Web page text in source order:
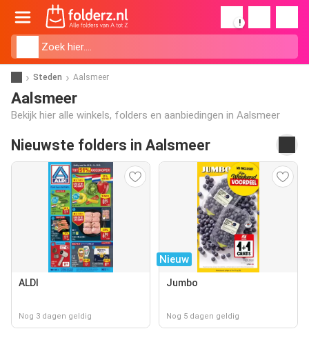
!
Steden Aalsmeer
Aalsmeer
Bekijk hier alle winkels, folders en aanbiedingen in Aalsmeer
Nieuwste folders in Aalsmeer
ALDI
Nog 3 dagen geldig
Nieuw
Jumbo
Nog 5 dagen geldig